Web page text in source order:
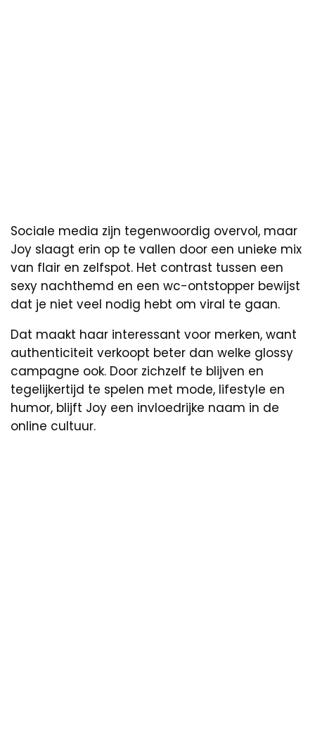
Sociale media zijn tegenwoordig overvol, maar
Joy slaagt erin op te vallen door een unieke mix
van flair en zelfspot. Het contrast tussen een
sexy nachthemd en een wc-ontstopper bewijst
dat je niet veel nodig hebt om viral te gaan.
Dat maakt haar interessant voor merken, want
authenticiteit verkoopt beter dan welke glossy
campagne ook. Door zichzelf te blijven en
tegelijkertijd te spelen met mode, lifestyle en
humor, blijft Joy een invloedrijke naam in de
online cultuur.